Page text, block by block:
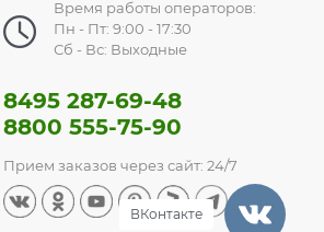
Время работы операторов:
Пн - Пт: 9:00 - 17:30
Сб - Вс: Выходные
8495 287-69-48
8800 555-75-90
Прием заказов через сайт: 24/7
ВКонтакте